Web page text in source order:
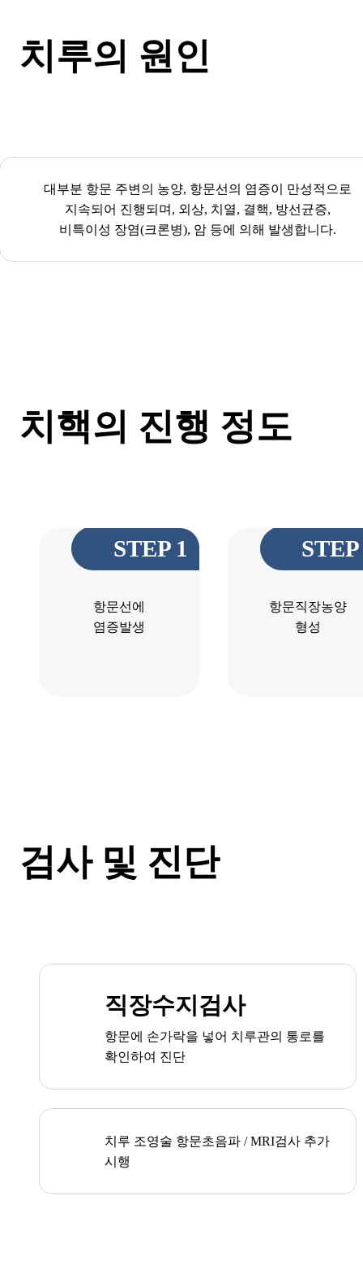
치루의 원인
대부분 항문 주변의 농양, 항문선의 염증이 만성적으로
지속되어 진행되며, 외상, 치열, 결핵, 방선균증,
비특이성 장염(크론병), 암 등에 의해 발생합니다.
치핵의 진행 정도
STEP 1
항문선에
염증발생
항문직장농양
형성
검사 및 진단
직장수지검사
항문에 손가락을 넣어 치루관의 통로를
확인하여 진단
치루 조영술 항문초음파 / MRI검사 추가
시행